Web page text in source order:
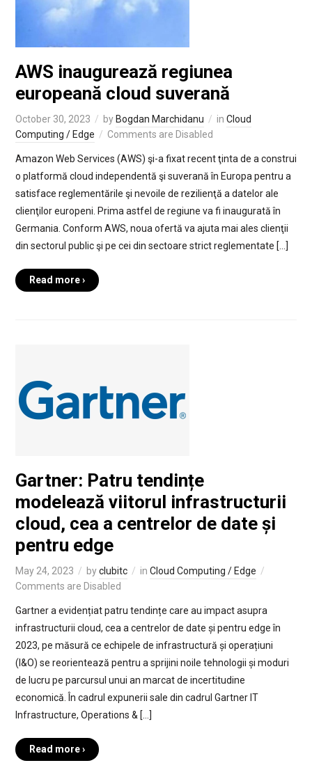
AWS inaugurează regiunea
europeană cloud suverană
October 30, 2023 by Bogdan Marchidanu in Cloud
Computing / Edge
Comments are Disabled
Amazon Web Services (AWS) şi-a fixat recent ţinta de a construi
o platformă cloud independentă şi suverană în Europa pentru a
satisface reglementările şi nevoile de rezilienţă a datelor ale
clienţilor europeni. Prima astfel de regiune va fi inaugurată în
Germania. Conform AWS, noua ofertă va ajuta mai ales clienţii
din sectorul public şi pe cei din sectoare strict reglementate […]
Read more ›
Gartner: Patru tendințe
modelează viitorul infrastructurii
cloud, cea a centrelor de date și
pentru edge
May 24, 2023 byclubitc in Cloud Computing / Edge
Comments are Disabled
Gartner a evidențiat patru tendințe care au impact asupra
infrastructurii cloud, cea a centrelor de date și pentru edge în
2023, pe măsură ce echipele de infrastructură și operațiuni
(I&O) se reorientează pentru a sprijini noile tehnologii și moduri
de lucru pe parcursul unui an marcat de incertitudine
economică. În cadrul expunerii sale din cadrul Gartner IT
Infrastructure, Operations & […]
Read more ›